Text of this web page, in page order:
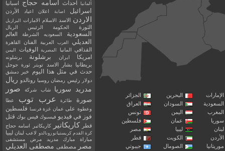
البحرين
الجزائر
السودان
العراق
اليمن
تونس
عمان
فلسطين
ليبيا
مصر
الكويت
قطر
الصومال جيبوتي
ألمانيا احداث اسامه حجاج اسبانيا
اسرائيل اصابة اعلان اعياد الأردن
الاردن الاسد الاسلام الامارات البرازيل
الثورة الحكومة الرئيس الريال
السعودية السعوديه الشرطة العالم
العديلي العرب العربية الفنان القاهرة
القذافي المانيا المصرية الوفيات اليمن
امريكا ايران برشلونة برشلونه
بريطانيا بشار الاسد تويتر ثورة جوجل
حدث في مثل هذا اليوم خبر دمشق
دولار رئيس رمضان روسيا رونالدو ريال
مدريد
سوريا شاب شركة صور
صورة طائرة عرب توب
عطا
وعطوة على عمان غزة فرنسا فلسطين
فوز في فيديو فيسبوك فيس بوك قتل
قطر كاريكاتير كاريكاتير اسامه حجاج
كرة القدم كريستيانو رونالدو لاعب لبنان ليبيا
مباراة مبارك مدريد مرض مستشفى
مصر مصطفى مصطفى العديلي